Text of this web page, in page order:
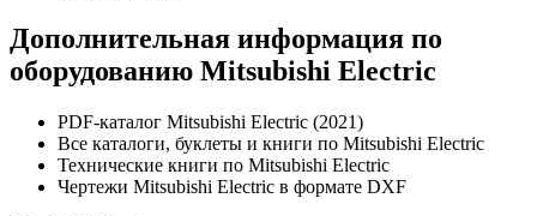
Дополнительная информация по
оборудованию Mitsubishi Electric
PDF-каталог Mitsubishi Electric (2021)
Все каталоги, буклеты и книги по Mitsubishi Electric
Технические книги по Mitsubishi Electric
Чертежи Mitsubishi Electric в формате DXF